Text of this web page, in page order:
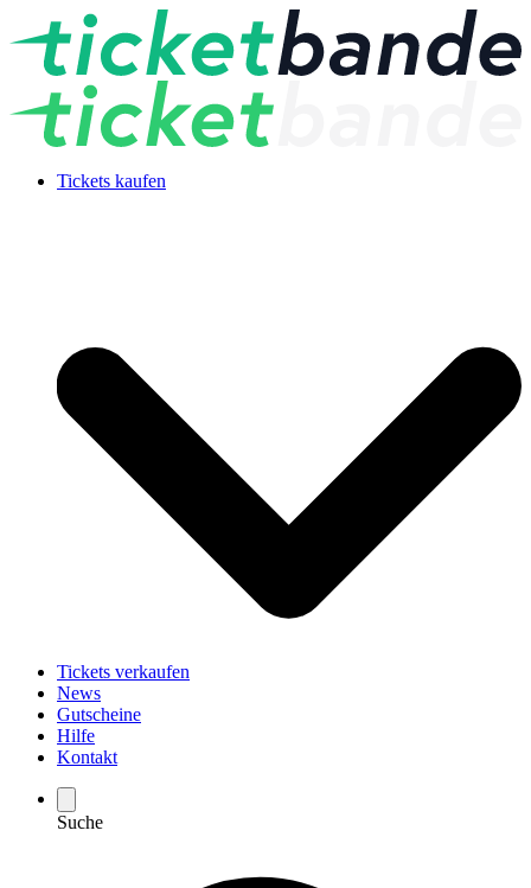
Tickets kaufen
Tickets verkaufen
News
Gutscheine
Hilfe
Kontakt
Suche